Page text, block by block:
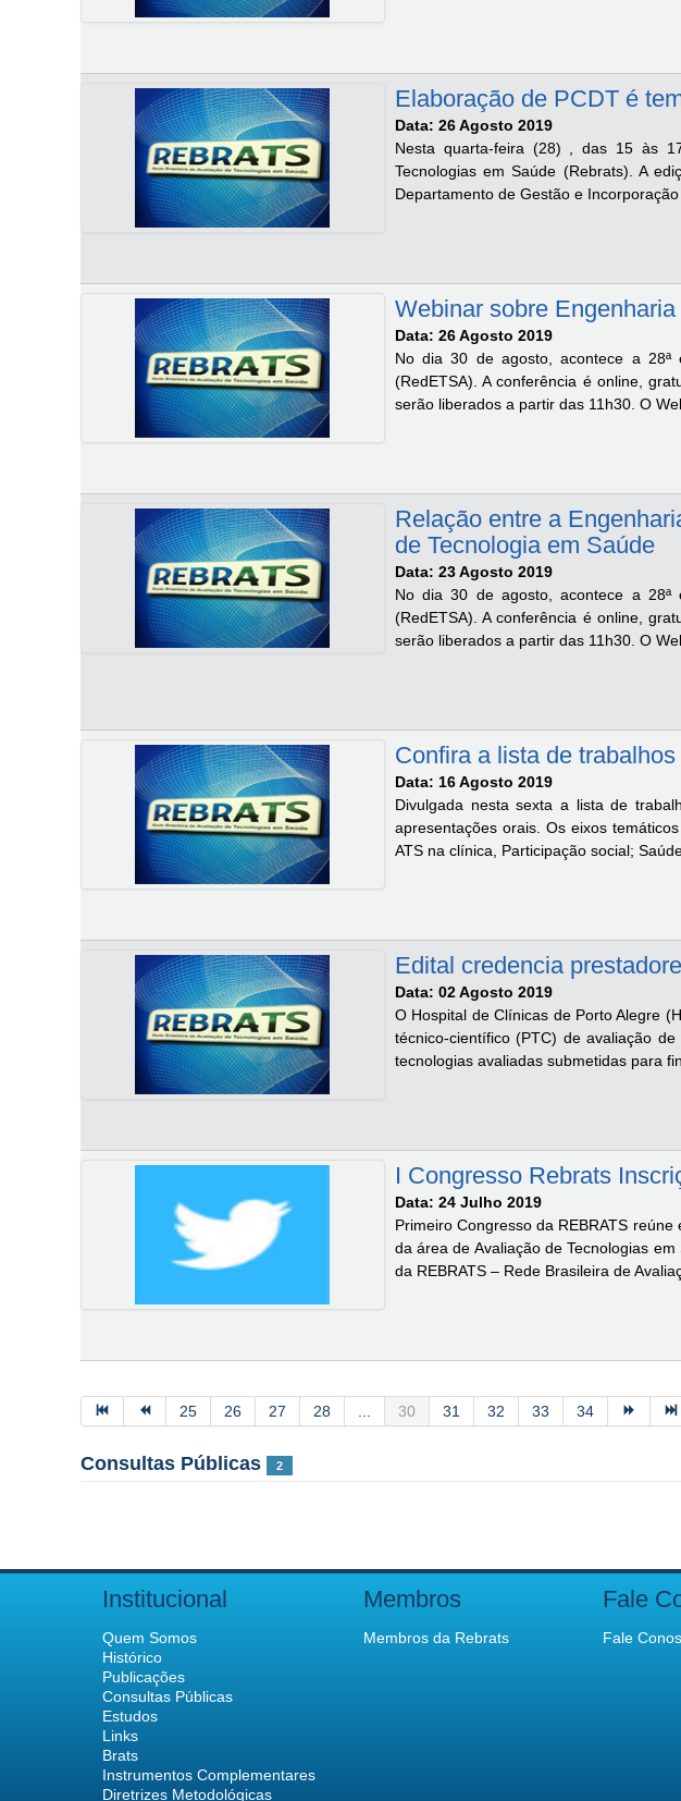
Elaboração de PCDT é
Data: 26 Agosto 2019
Nesta quarta-feira (28) , das 15 às
Tecnologias em Saúde (Rebrats). A
Departamento de Gestão e
Webinar sobre
Data: 26 Agosto 2019
No dia 30 de agosto, acontece a 28ª
(RedETSA). A conferência é online,
serão liberados a partir das 11h30. O
Relação entre a
de Tecnologia em Saúde
Data: 23 Agosto 2019
No dia 30 de agosto, acontece a 28ª
(RedETSA). A conferência é online,
serão liberados a partir das 11h30. O
Confira a lista de
Data: 16 Agosto 2019
Divulgada nesta sexta a lista de
apresentações orais. Os eixos
ATS na clínica, Participação social;
Edital credencia
Data: 02 Agosto 2019
O Hospital de Clínicas de Porto Alegre
técnico-científico (PTC) de avaliação
tecnologias avaliadas submetidas para
I Congresso Rebrats
Data: 24 Julho 2019
Primeiro Congresso da REBRATS
da área de Avaliação de Tecnologias
da REBRATS – Rede Brasileira de
25
26 27 28 30 31 32 33 34
Consultas Públicas 2
Institucional
Quem Somos
Histórico
Publicações
Consultas Públicas
Estudos
Links
Brats
Instrumentos Complementares
Diretrizes Metodológicas
Membros
Membros da Rebrats
Fale
Fale